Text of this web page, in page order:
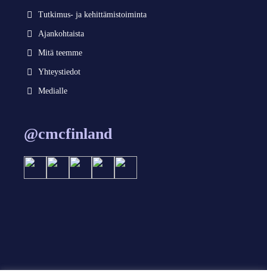
Tutkimus- ja kehittämistoiminta
Ajankohtaista
Mitä teemme
Yhteystiedot
Medialle
@cmcfinland